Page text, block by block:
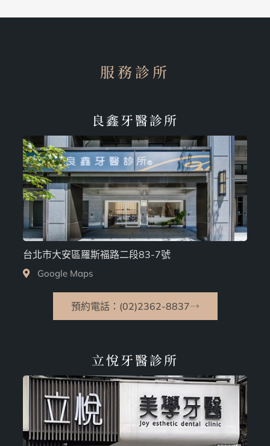
服務診所
良鑫牙醫診所
台北市大安區羅斯福路二段83-7號
Google Maps
預約電話：(02)2362-8837
立悅牙醫診所